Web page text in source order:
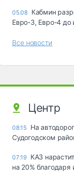
05.08 Кабмин
Евро-3, Евро-4 до
Все новости
Центр
08:15 На
Судогодском
07:19 КАЗ
на 20%